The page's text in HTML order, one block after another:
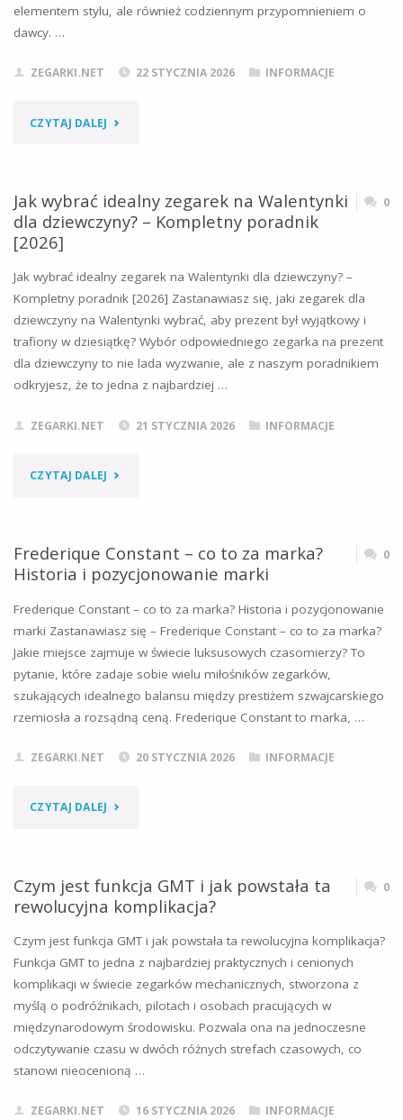
PREZENTEM
elementem stylu, ale również codziennym przypomnieniem o
dawcy. …
ZEGARKI.NET 22 STYCZNIA 2026 INFORMACJE
CZYTAJ DALEJ "JAK
IDEALNY
ZEGAREK
WALENTYNKI
DLA
KRYTERIÓW"
Jak wybrać idealny zegarek na Walentynki
dla dziewczyny? – Kompletny poradnik
[2026]
0
Jak wybrać idealny zegarek na Walentynki dla dziewczyny? –
Kompletny poradnik [2026] Zastanawiasz się, jaki zegarek dla
dziewczyny na Walentynki wybrać, aby prezent był wyjątkowy i
trafiony w dziesiątkę? Wybór odpowiedniego zegarka na prezent
dla dziewczyny to nie lada wyzwanie, ale z naszym poradnikiem
odkryjesz, że to jedna z najbardziej …
ZEGARKI.NET 21 STYCZNIA 2026 INFORMACJE
CZYTAJ DALEJ "JAK
IDEALNY
ZEGAREK
NA
WALENTYNKI
DLA
DZIEWCZYNY?
Frederique Constant – co to za marka?
Historia i pozycjonowanie marki
0
Frederique Constant – co to za marka? Historia i pozycjonowanie
marki Zastanawiasz się – Frederique Constant – co to za marka?
Jakie miejsce zajmuje w świecie luksusowych czasomierzy? To
pytanie, które zadaje sobie wielu miłośników zegarków,
szukających idealnego balansu między prestiżem szwajcarskiego
rzemiosła a rozsądną ceną. Frederique Constant to marka, …
ZEGARKI.NET 20 STYCZNIA 2026 INFORMACJE
CZYTAJ DALEJ "FREDERIQUE
CO
TO
ZA
MARKA?
HISTORIA
Czym jest funkcja GMT i jak powstała ta
rewolucyjna komplikacja?
0
Czym jest funkcja GMT i jak powstała ta rewolucyjna komplikacja?
Funkcja GMT to jedna z najbardziej praktycznych i cenionych
komplikacji w świecie zegarków mechanicznych, stworzona z
myślą o podróżnikach, pilotach i osobach pracujących w
międzynarodowym środowisku. Pozwala ona na jednoczesne
odczytywanie czasu w dwóch różnych strefach czasowych, co
stanowi nieocenioną …
ZEGARKI.NET 16 STYCZNIA 2026 INFORMACJE